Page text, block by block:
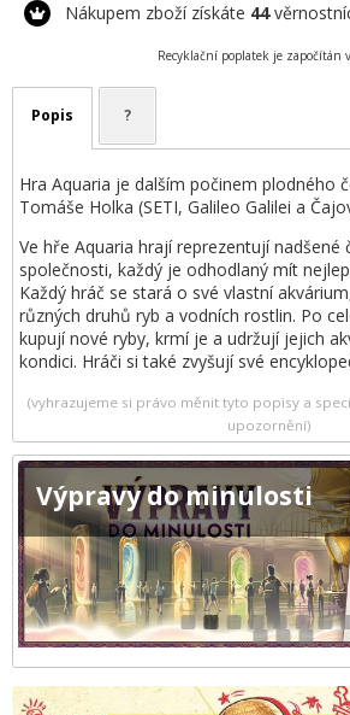
Nákupem zboží získáte 44
Recyklační poplatek je započítán
Popis ?
Hra Aquaria je dalším počinem plodného
Tomáše Holka (SETI, Galileo Galilei a
Ve hře Aquaria hrají reprezentují nadšené
společnosti, každý je odhodlaný mít
Každý hráč se stará o své vlastní
různých druhů ryb a vodních rostlin. Po
kupují nové ryby, krmí je a udržují jejich
kondici. Hráči si také zvyšují své
(vyhrazujeme si právo měnit tyto popisy a
upozornění)
Výpravy do minulosti